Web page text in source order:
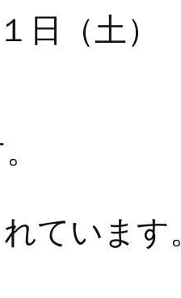
日（土）
日）
。
ます。
山市
ています。